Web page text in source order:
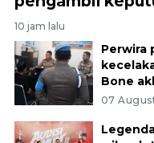
10 jam lalu
Perwira
Bone
07